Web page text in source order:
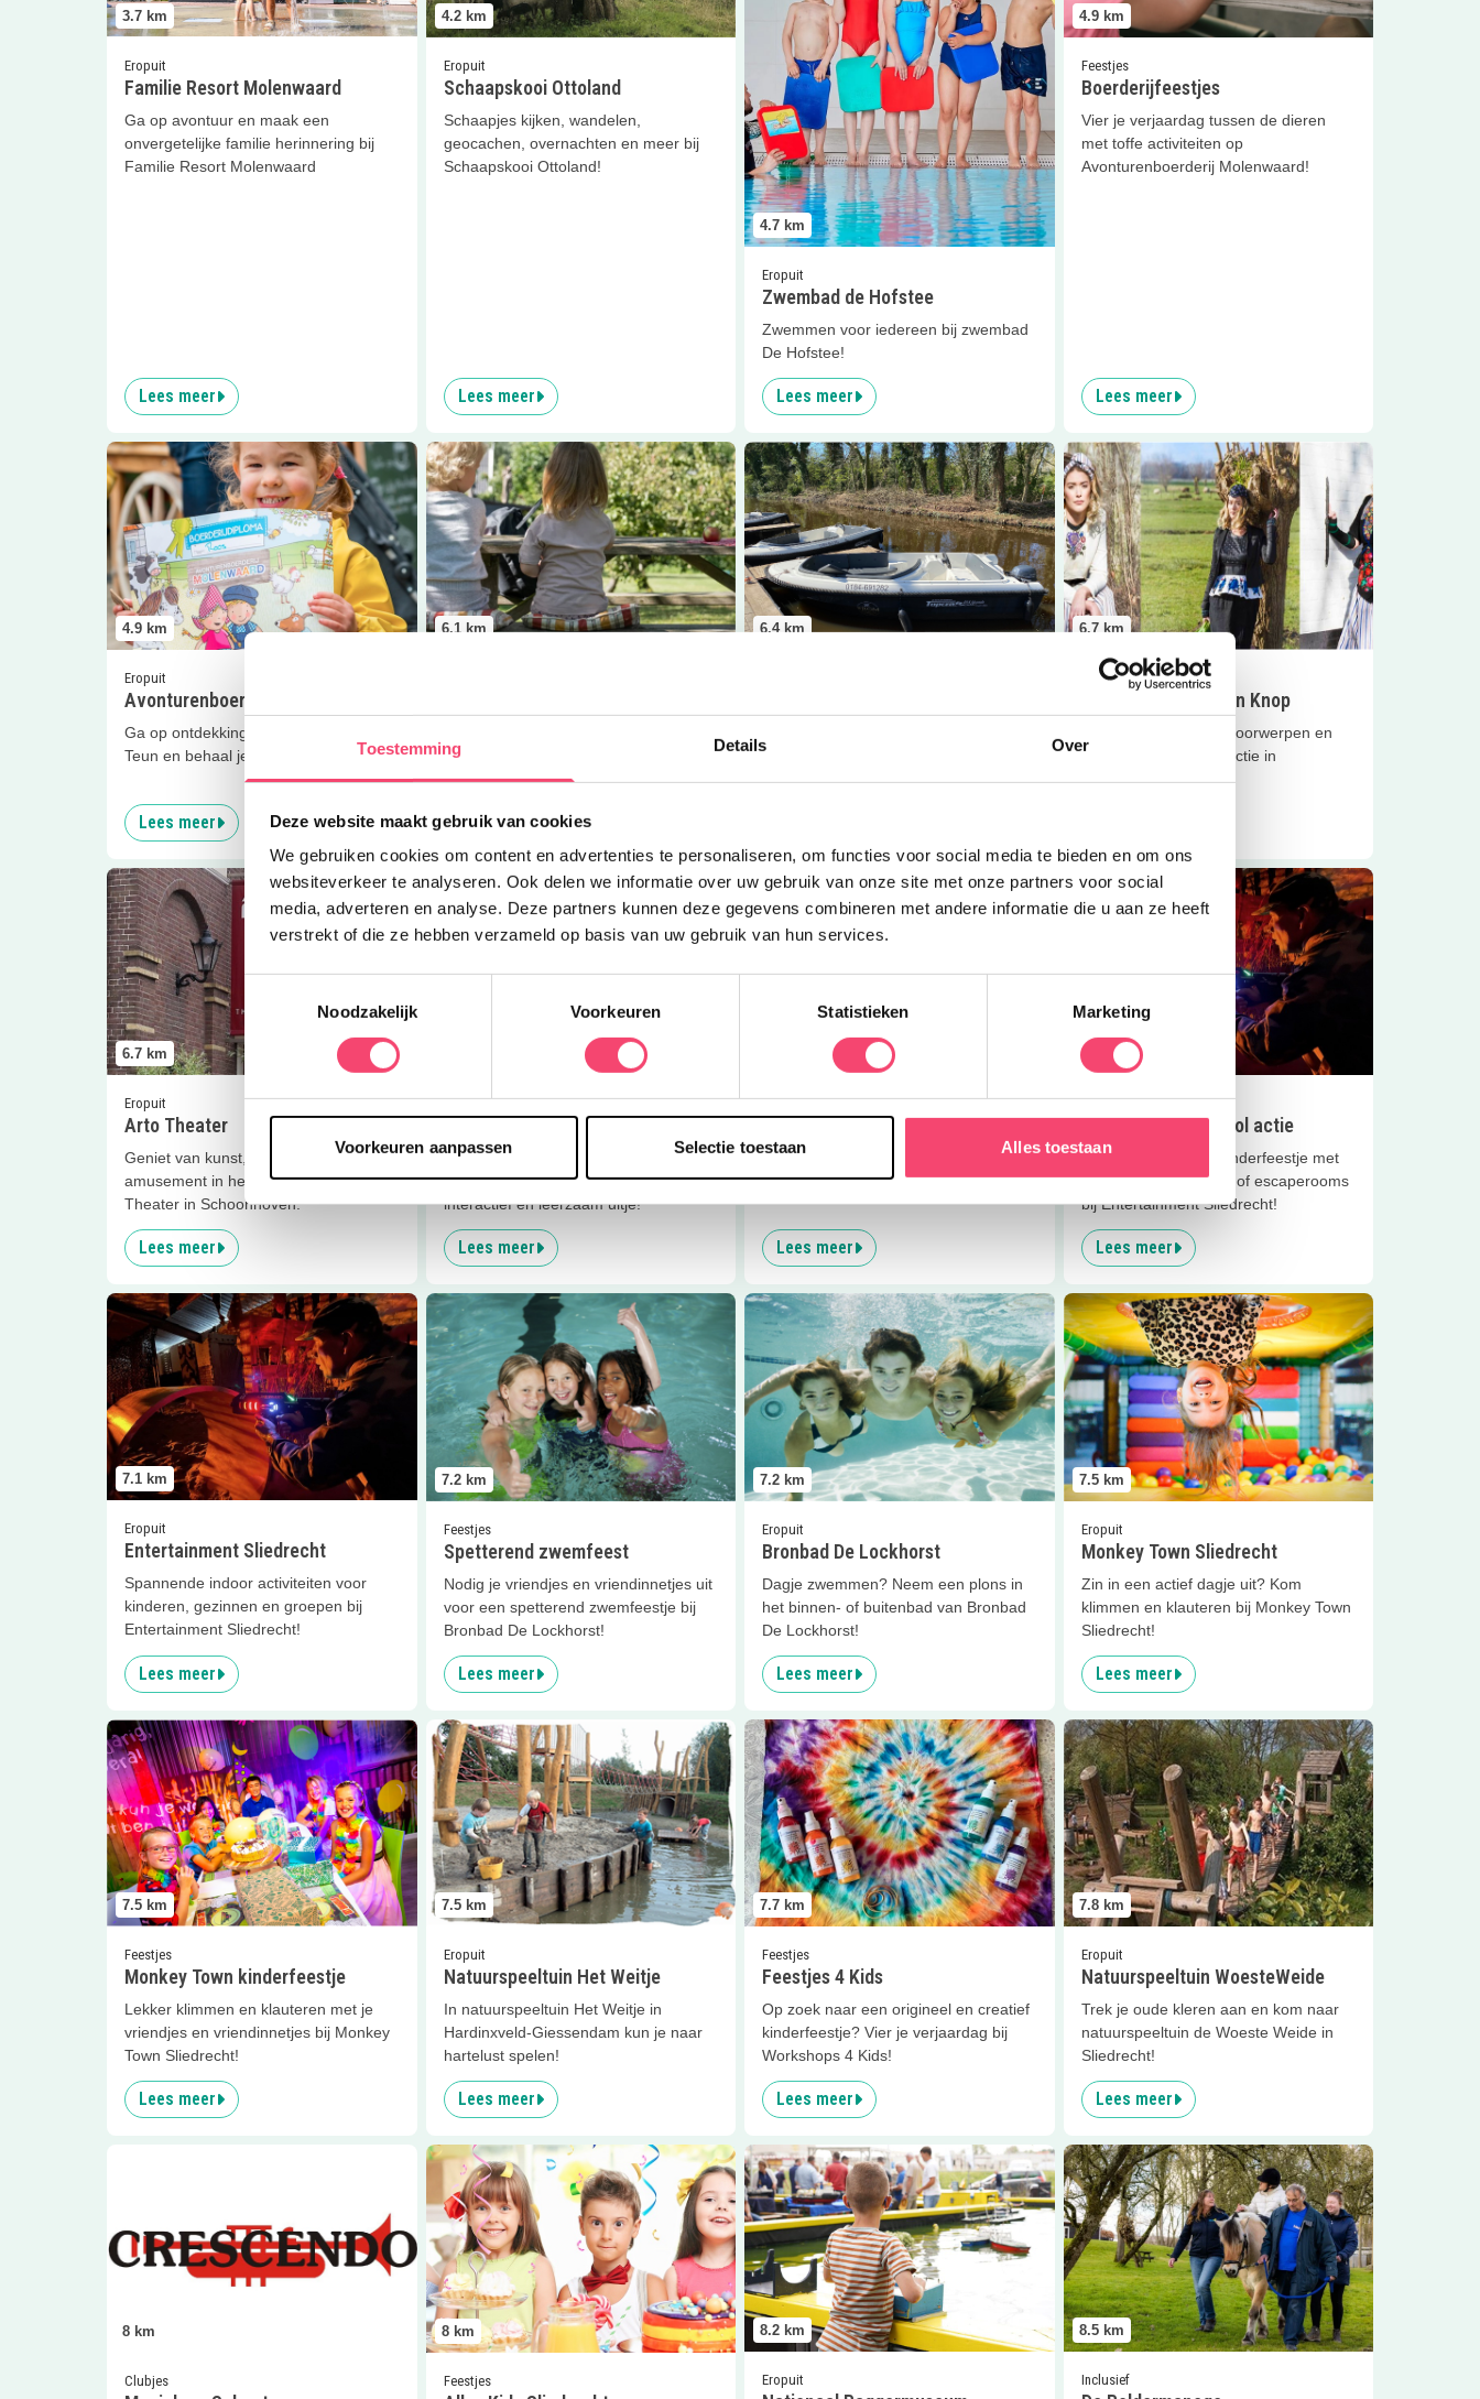
Toestemming Details Over
Deze website maakt gebruik van cookies
We gebruiken cookies om content en advertenties te personaliseren, om functies voor social media te bieden en om ons
websiteverkeer te analyseren. Ook delen we informatie over uw gebruik van onze site met onze partners voor social
media, adverteren en analyse. Deze partners kunnen deze gegevens combineren met andere informatie die u aan ze heeft
verstrekt of die ze hebben verzameld op basis van uw gebruik van hun services.
Noodzakelijk
Voorkeuren Statistieken Marketing
Voorkeuren aanpassen Selectie toestaan Alles toestaan
3.7 km
Eropuit
Familie Resort Molenwaard
Ga op avontuur en maak een
onvergetelijke familie herinnering bij
Familie Resort Molenwaard
Lees meer
4.2 km
Eropuit
Schaapskooi Ottoland
Schaapjes kijken, wandelen,
geocachen, overnachten en meer bij
Schaapskooi Ottoland!
Lees meer
4.7 km
Eropuit
Zwembad de Hofstee
Zwemmen voor iedereen bij zwembad
De Hofstee!
Lees meer
4.9 km
Feestjes
Boerderijfeestjes
Vier je verjaardag tussen de dieren
met toffe activiteiten op
Avonturenboerderij Molenwaard!
Lees meer
4.9 km
Eropuit
Avonturenboerderij
Ga op ontdekkingstocht met Fien &
Teun en behaal je boerderijdiploma!
Lees meer
Lees meerAvonturenboerderij
6.1 km
Boomgaard de Lekbongerd en geniet
van een picknick met streekproducten!
Lees meer
Lees meer Picknicken in de boomgaard
6.4 km
water met een sloep van De Krom
Oud-Alblas!
Lees meer De Krom Oud-Alblas
6.7 km
Eropuit
Museum De Koperen Knop
Museum met unieke voorwerpen en
kleding- en textielcollectie in
Alblasserwaard!
Lees meer Museum De Koperen Knop
6.7 km
Eropuit
Arto Theater
Geniet van kunst, cultuur en
amusement in het gezellige Arto
Theater in Schoonhoven.
Lees meer
Lees meerArto Theater
Eropuit
Zilvermuseum
Een bezoek aan het Zilvermuseum in
Schoonhoven betekent een leuk,
interactief en leerzaam uitje!
Lees meer
Lees meer Zilvermuseum
Uit eten
IJsboerderij den Boer
Op de ijsboerderij van Den Boer haal je
dagelijks vers bereid boerenijs!
Lees meer
Lees meer IJsboerderij den Boer
7.1 km
Feestjes
Tof kinderfeestje vol actie
Compleet verzorgd kinderfeestje met
lasergame, gelblaster of escaperooms
bij Entertainment Sliedrecht!
Lees meer
Lees meer Tof kinderfeestje vol actie
7.1 km
Eropuit
Entertainment Sliedrecht
Spannende indoor activiteiten voor
kinderen, gezinnen en groepen bij
Entertainment Sliedrecht!
Lees meer
Lees meer Entertainment Sliedrecht
7.2 km
Feestjes
Spetterend zwemfeest
Nodig je vriendjes en vriendinnetjes uit
voor een spetterend zwemfeestje bij
Bronbad De Lockhorst!
Lees meer
Lees meer Spetterend zwemfeest
7.2 km
Eropuit
Bronbad De Lockhorst
Dagje zwemmen? Neem een plons in
het binnen- of buitenbad van Bronbad
De Lockhorst!
Lees meer
Lees meer Bronbad De Lockhorst
7.5 km
Eropuit
Monkey Town Sliedrecht
Zin in een actief dagje uit? Kom
klimmen en klauteren bij Monkey Town
Sliedrecht!
Lees meer
Lees meer Monkey Town Sliedrecht
7.5 km
Feestjes
Monkey Town kinderfeestje
Lekker klimmen en klauteren met je
vriendjes en vriendinnetjes bij Monkey
Town Sliedrecht!
Lees meer
Lees meer Monkey Town kinderfeestje
7.5 km
Eropuit
Natuurspeeltuin Het Weitje
In natuurspeeltuin Het Weitje in
Hardinxveld-Giessendam kun je naar
hartelust spelen!
Lees meer
Lees meer Natuurspeeltuin Het Weitje
7.7 km
Feestjes
Feestjes 4 Kids
Op zoek naar een origineel en creatief
kinderfeestje? Vier je verjaardag bij
Workshops 4 Kids!
Lees meer
Lees meer Feestjes 4 Kids
7.8 km
Eropuit
Natuurspeeltuin WoesteWeide
Trek je oude kleren aan en kom naar
natuurspeeltuin de Woeste Weide in
Sliedrecht!
Lees meer
Lees meer Natuurspeeltuin WoesteWeide
8 km
Clubjes
8 km
Feestjes
Lees meerAlles Kids Sliedrecht
8.2 km
Eropuit
Lees meer Nationaal Baggermuseum
8.5 km
Inclusief
Lees meer De Boldermanege
Doe mee en maak kans op één van de 5 gezinstickets voor